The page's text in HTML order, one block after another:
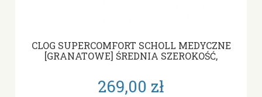
CLOG SUPERCOMFORT SCHOLL MEDYCZNE
[GRANATOWE] ŚREDNIA SZEROKOŚĆ,
269,00 zł